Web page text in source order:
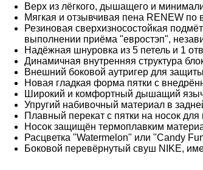
Верх из лёгкого, дышащего и
Мягкая и отзывчивая пена RENEW по
Резиновая сверхизносостойкая
выполнении приёма "евростэп",
Надёжная шнуровка из 5 петель и 1
Динамичная внутренняя структура
Внешний боковой аутригер для
Новая гладкая форма пятки с
Широкий и комфортный дышащий
Упругий набивочный материал в
Плавный перекат с пятки на носок
Носок защищён термоплавким
Расцветка "Watermelon" или "Candy
Боковой перевёрнутый свуш NIKE,